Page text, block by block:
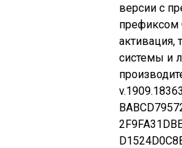
версии с
префиксом
активация,
системы и